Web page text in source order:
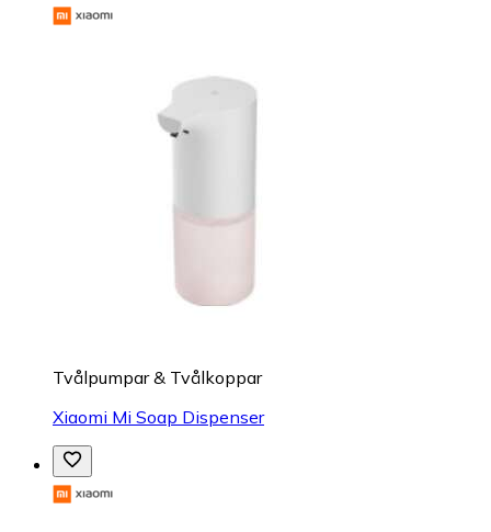
Tvålpumpar & Tvålkoppar
Xiaomi Mi Soap Dispenser